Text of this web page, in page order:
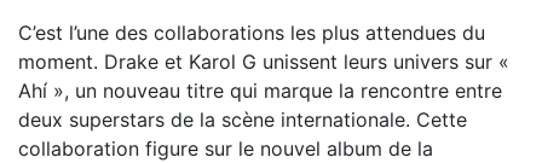
C’est l’une des collaborations les plus attendues du
moment. Drake et Karol G unissent leurs univers sur «
Ahí », un nouveau titre qui marque la rencontre entre
deux superstars de la scène internationale. Cette
collaboration figure sur le nouvel album de la